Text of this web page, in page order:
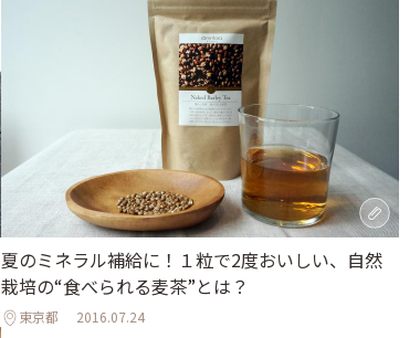
夏のミネラル補給に！１粒で2度おいしい、自然
栽培の“食べられる麦茶”とは？
東京都 2016.07.24